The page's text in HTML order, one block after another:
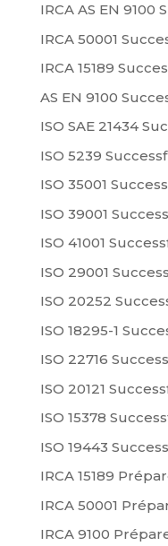
IRCA AS EN
IRCA 50001
IRCA 15189
AS EN 9100
ISO SAE 21434
ISO 5239
ISO 35001
ISO 39001
ISO 41001
ISO 29001
ISO 20252
ISO 18295-1
ISO 22716
ISO 20121
ISO 15378
ISO 19443
IRCA 15189
IRCA 50001
IRCA 9100